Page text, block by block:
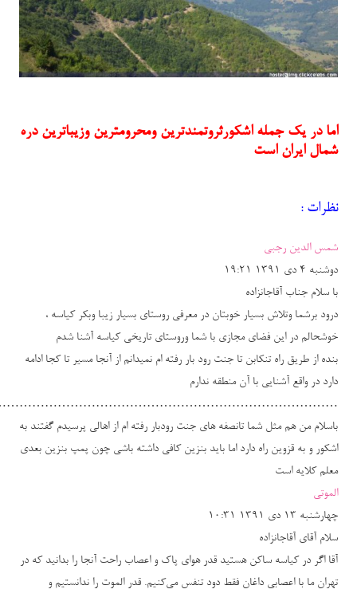
اما در یک جمله اشکورثروتمندترین ومحرومترین وزیباترین دره
شمال ایران است
نظرات :
شمس الدین رجبی
دوشنبه ۴ دی ۱۳۹۱ ۱۹:۲۱
با سلام جناب آقاجانزاده
درود برشما وتلاش بسیار خوبتان در معرفی روستای بسیار زیبا وبکر کیاسه ،
خوشحالم در این فضای مجازی با شما وروستای تاریخی کیاسه آشنا شدم
بنده از طریق راه تنکابن تا جنت رود بار رفته ام نمیدانم از آنجا مسیر تا کجا ادامه
دارد در واقع آشنایی با آن منطقه ندارم
باسلام من هم مثل شما تانصفه های جنت رودبار رفته ام از اهالی پرسیدم گفتند به
اشکور و به قزوین راه دارد اما باید بنزین کافی داشته باشی چون پمپ بنزین بعدی
معلم کلایه است
الموتی
چهارشنبه ۱۳ دی ۱۳۹۱ ۱۰:۳۱
سلام آقای آقاجانزاده
آقا اگر در کیاسه ساکن هستید قدر هوای پاک و اعصاب راحت آنجا را بدانید که در
تهران ما با اعصابی داغان فقط دود تنفس می‌کنیم. قدر الموت را ندانستیم و